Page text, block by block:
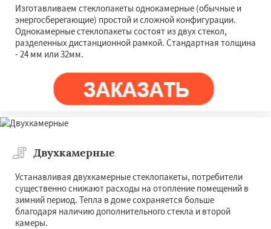
Изготавливаем стеклопакеты однокамерные (обычные и
энергосберегающие) простой и сложной конфигурации.
Однокамерные стеклопакеты состоят из двух стекол,
разделенных дистанционной рамкой. Стандартная толщина
- 24 мм или 32мм.
Двухкамерные
Устанавливая двухкамерные стеклопакеты, потребители
существенно снижают расходы на отопление помещений в
зимний период. Тепла в доме сохраняется больше
благодаря наличию дополнительного стекла и второй
камеры.